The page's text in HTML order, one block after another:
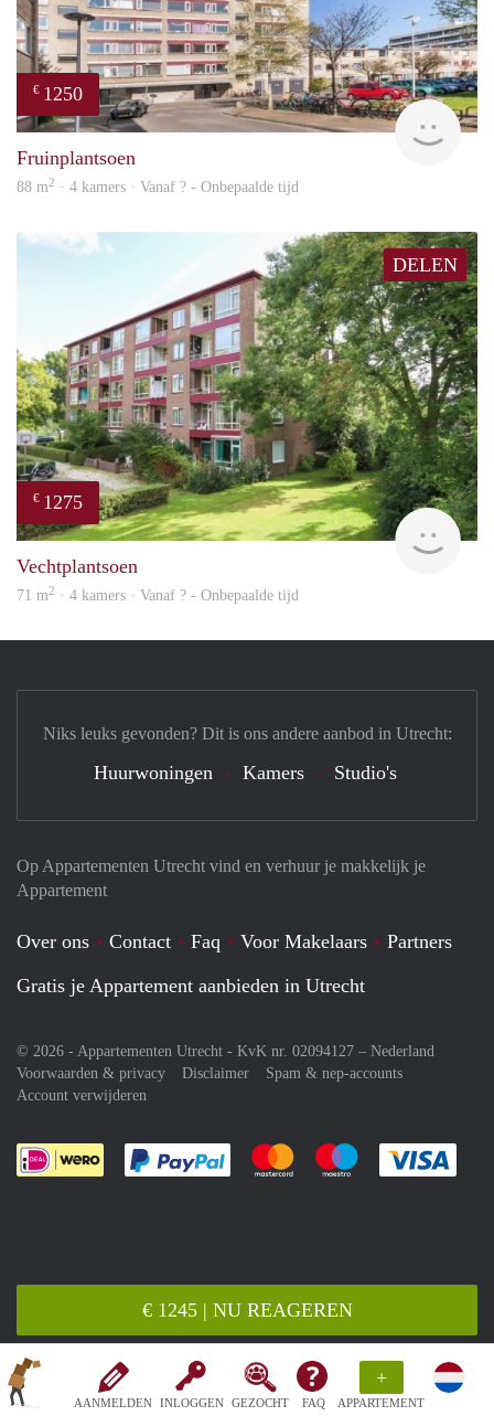
AANMELDEN INLOGGEN GEZOCHT FAQ
+
APPARTEMENT
€ 1245 | NU REAGEREN
€ 1250
rent
Fruinplantsoen
88 m2 · 4 kamers · Vanaf ? - Onbepaalde tijd
DELEN
€ 1275
Vechtplantsoen
71 m2 · 4 kamers · Vanaf ? - Onbepaalde tijd
Op Appartementen Utrecht vind en verhuur je makkelijk je
Appartement
Over ons Contact Faq Voor Makelaars
Partners
Gratis je Appartement aanbieden in Utrecht
© 2026 - Appartementen Utrecht - KvK nr. 02094127 – Nederland
Voorwaarden & privacy
Disclaimer
Spam & nep-accounts
Account verwijderen
Je rekent gemakkelijk af met Paypal
Je rekent gemakkelijk af met
Je rekent
Niks leuks gevonden? Dit is ons andere aanbod in Utrecht:
Huurwoningen Kamers Studio's